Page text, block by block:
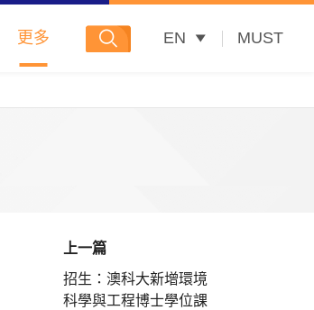
更多 EN MUST
上一篇
招生：澳科大新增環境
科學與工程博士學位課